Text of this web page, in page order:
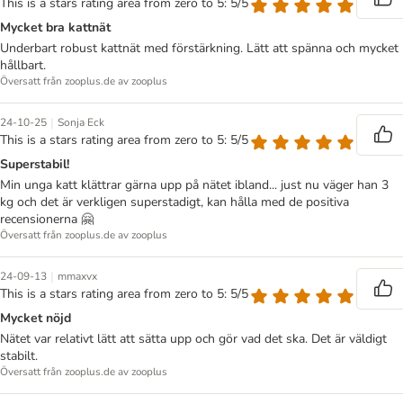
Mycket bra kattnät
Underbart robust kattnät med förstärkning. Lätt att spänna och mycket
hållbart.
Översatt från zooplus.de av zooplus
24-10-25 | Sonja Eck
This is a stars rating area from zero to 5: 5/5
Superstabil!
Min unga katt klättrar gärna upp på nätet ibland... just nu väger han 3
kg och det är verkligen superstadigt, kan hålla med de positiva
recensionerna 🤗
Översatt från zooplus.de av zooplus
24-09-13 | mmaxvx
This is a stars rating area from zero to 5: 5/5
Mycket nöjd
Nätet var relativt lätt att sätta upp och gör vad det ska. Det är väldigt
stabilt.
Översatt från zooplus.de av zooplus